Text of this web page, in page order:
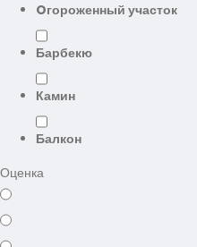
Oгороженный участок
Барбекю
Камин
Балкон
Оценка